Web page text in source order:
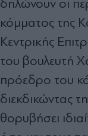
δηλώνουν οι
κόμματος της
Κεντρικής
του βουλευτή
πρόεδρο του
διεκδικώντας
θορυβήσει